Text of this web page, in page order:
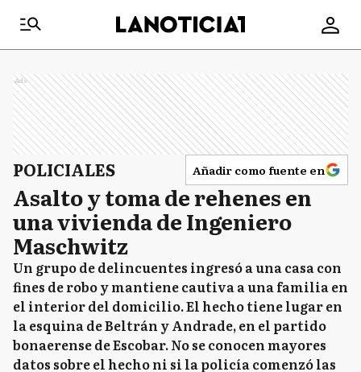
Ads
POLICIALES Añadir como fuente en
Asalto y toma de rehenes en
una vivienda de Ingeniero
Maschwitz
Un grupo de delincuentes ingresó a una casa con
fines de robo y mantiene cautiva a una familia en
el interior del domicilio. El hecho tiene lugar en
la esquina de Beltrán y Andrade, en el partido
bonaerense de Escobar. No se conocen mayores
datos sobre el hecho ni si la policía comenzó las